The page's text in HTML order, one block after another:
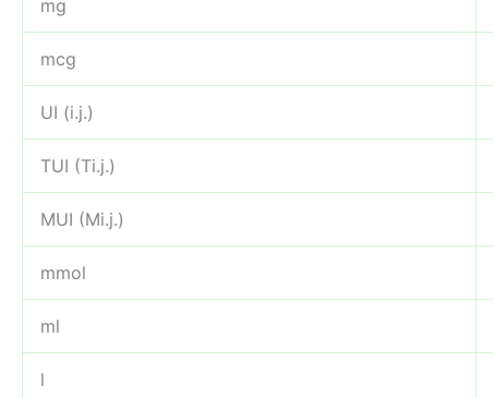
mg
mcg
UI (i.j.)
TUI (Ti.j.)
MUI (Mi.j.)
mmol
ml
l